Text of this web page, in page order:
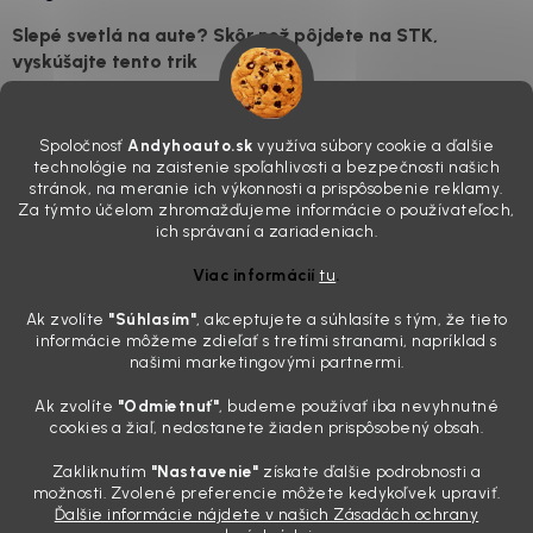
Spoločnosť Andyhoauto.sk využíva súbory cookie a ďalšie
technológie na zaistenie spoľahlivosti a bezpečnosti našich
stránok, na meranie ich výkonnosti a prispôsobenie reklamy.
Za týmto účelom zhromažďujeme informácie o používateľoch,
ich správaní a zariadeniach.
Viac informáciítu.
Ak zvolíte "Súhlasím", akceptujete a súhlasíte s tým, že tieto
informácie môžeme zdieľať s tretími stranami, napríklad s
našimi marketingovými partnermi.
Ak zvolíte "Odmietnuť", budeme používať iba nevyhnutné
cookies a žiaľ, nedostanete žiaden prispôsobený obsah.
Zakliknutím "Nastavenie" získate ďalšie podrobnosti a
možnosti. Zvolené preferencie môžete kedykoľvek upraviť.
Ďalšie informácie nájdete v našich Zásadách ochrany
Slepé svetlá na aute? Skôr než pôjdete na STK,
vyskúšajte tento trik
skutočnosti je? Často za to môžu práve „slepé“ svetlomety. Ten
mliečny, drsný povrch nie je len estetická vada. Keď slnko a soľ urobia
svoje, plexisklo začne svetlo rozptyľovať namiesto to...
Zabudnite na handru. Ak chcete mať auto naozaj čisté,
Poznáte ten moment. Vonku svieti slnko, vy sedíte v čerstvo
„upratanom“ aute, no pri pohľade na palubnú dosku vás ide poraziť. V
mriežkach ventilácie, okolo tlačidiel a v švíkoch sedačiek na vás stále
drzo pozerá prach. Handra ani vysávač tam jednodu...
Detailing nemusí stáť výplatu: 5 kúskov autokozmetiky,
31.7.2026
Sobotné ráno, káva v ruke a pred vami zaprášená kapota. Pre